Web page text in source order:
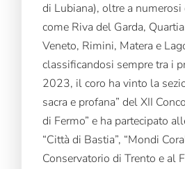
di Lubiana), oltre a
come Riva del Garda,
Veneto, Rimini, Matera e
classificandosi sempre tra i
2023, il coro ha vinto la
sacra e profana” del XII
di Fermo” e ha partecipato
“Città di Bastia”, “Mondi
Conservatorio di Trento e al